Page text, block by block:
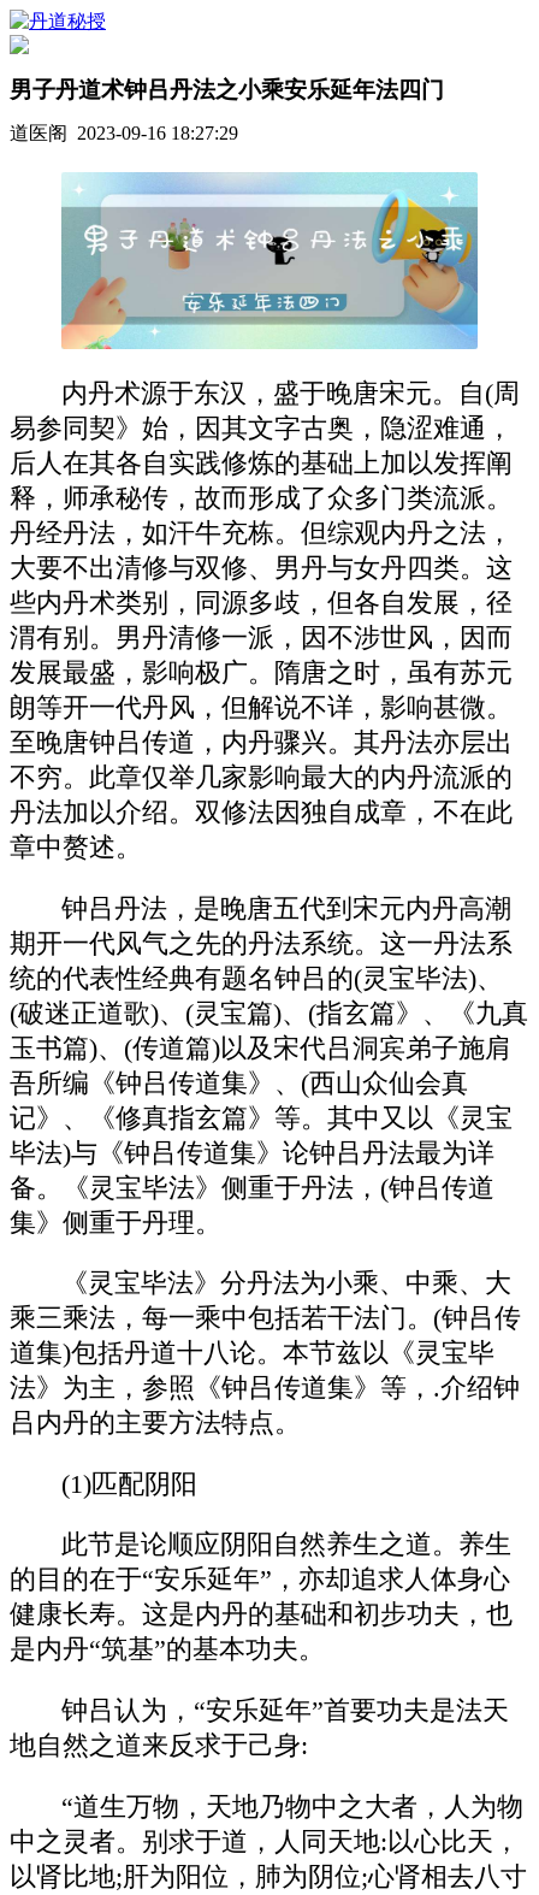
男子丹道术钟吕丹法之小乘安乐延年法四门
道医阁 2023-09-16 18:27:29
内丹术源于东汉，盛于晚唐宋元。自(周
易参同契》始，因其文字古奥，隐涩难通，
后人在其各自实践修炼的基础上加以发挥阐
释，师承秘传，故而形成了众多门类流派。
丹经丹法，如汗牛充栋。但综观内丹之法，
大要不出清修与双修、男丹与女丹四类。这
些内丹术类别，同源多歧，但各自发展，径
渭有别。男丹清修一派，因不涉世风，因而
发展最盛，影响极广。隋唐之时，虽有苏元
朗等开一代丹风，但解说不详，影响甚微。
至晚唐钟吕传道，内丹骤兴。其丹法亦层出
不穷。此章仅举几家影响最大的内丹流派的
丹法加以介绍。双修法因独自成章，不在此
章中赘述。
钟吕丹法，是晚唐五代到宋元内丹高潮
期开一代风气之先的丹法系统。这一丹法系
统的代表性经典有题名钟吕的(灵宝毕法)、
(破迷正道歌)、(灵宝篇)、(指玄篇》、《九真
玉书篇)、(传道篇)以及宋代吕洞宾弟子施肩
吾所编《钟吕传道集》、(西山众仙会真
记》、《修真指玄篇》等。其中又以《灵宝
毕法)与《钟吕传道集》论钟吕丹法最为详
备。《灵宝毕法》侧重于丹法，(钟吕传道
集》侧重于丹理。
《灵宝毕法》分丹法为小乘、中乘、大
乘三乘法，每一乘中包括若干法门。(钟吕传
道集)包括丹道十八论。本节兹以《灵宝毕
法》为主，参照《钟吕传道集》等，.介绍钟
吕内丹的主要方法特点。
(1)匹配阴阳
此节是论顺应阴阳自然养生之道。养生
的目的在于“安乐延年”，亦却追求人体身心
健康长寿。这是内丹的基础和初步功夫，也
是内丹“筑基”的基本功夫。
钟吕认为，“安乐延年”首要功夫是法天
地自然之道来反求于己身:
“道生万物，天地乃物中之大者，人为物
中之灵者。别求于道，人同天地:以心比天，
以肾比地;肝为阳位，肺为阴位;心肾相去八寸